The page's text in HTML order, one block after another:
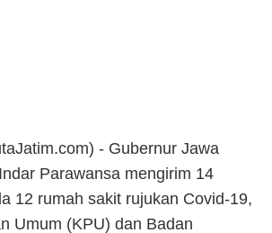
- Gubernur Jawa
Parawansa mengirim 14
12 rumah sakit rujukan Covid-19,
Umum (KPU) dan Badan